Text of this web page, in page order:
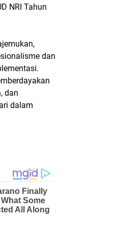
NRI Tahun
dan
dan
dalam